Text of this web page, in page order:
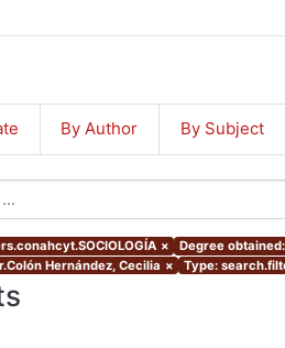
By Author By Subject
× Degree
Hernández, Cecilia × Type: